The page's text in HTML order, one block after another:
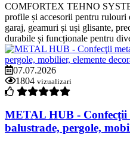
COMFORTEX TEHNO
profile și accesorii pentru rulouri
garaj, geamuri și uși glisante,
durabile și funcționale pentru
07.07.2026
1804 vizualizari
METAL HUB -
balustrade, pergole,